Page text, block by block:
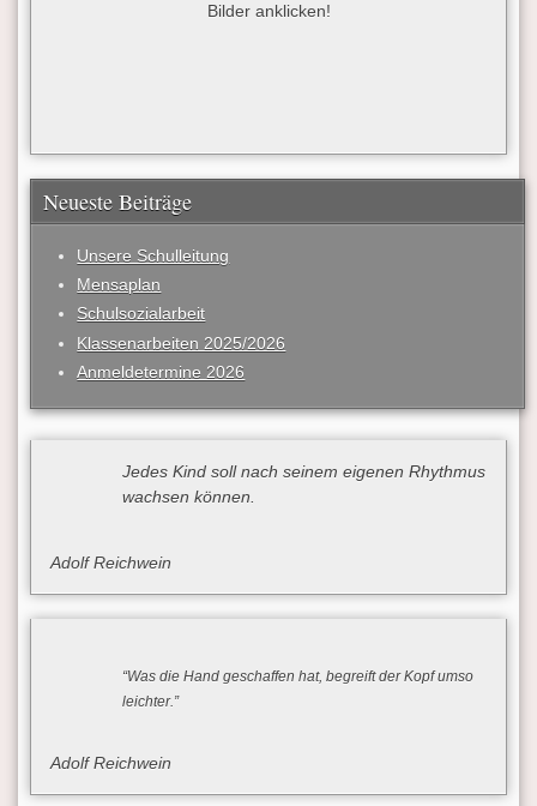
Bilder anklicken!
Neueste Beiträge
Unsere Schulleitung
Mensaplan
Schulsozialarbeit
Klassenarbeiten 2025/2026
Anmeldetermine 2026
Jedes Kind soll nach seinem eigenen Rhythmus
wachsen können.
Adolf Reichwein
“Was die Hand geschaffen hat, begreift der Kopf umso
leichter.”
Adolf Reichwein